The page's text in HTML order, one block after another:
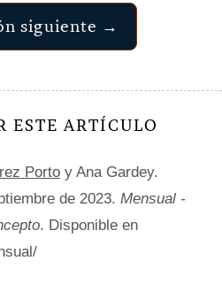
siguiente →
ESTE ARTÍCULO
Porto y Ana Gardey.
de 2023. Mensual -
. Disponible en